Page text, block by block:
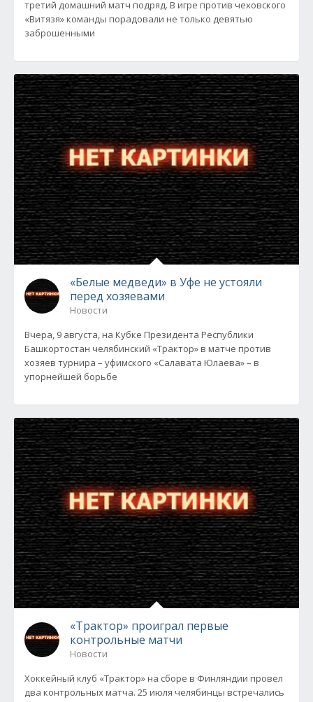
третий домашний матч подряд. В игре против чеховского
«Витязя» команды порадовали не только девятью
заброшенными
«Белые медведи» в Уфе не устояли
перед хозяевами
Новости
Вчера, 9 августа, на Кубке Президента Республики
Башкортостан челябинский «Трактор» в матче против
хозяев турнира – уфимского «Салавата Юлаева» – в
упорнейшей борьбе
«Трактор» проиграл первые
контрольные матчи
Новости
Хоккейный клуб «Трактор» на сборе в Финляндии провел
два контрольных матча. 25 июля челябинцы встречались